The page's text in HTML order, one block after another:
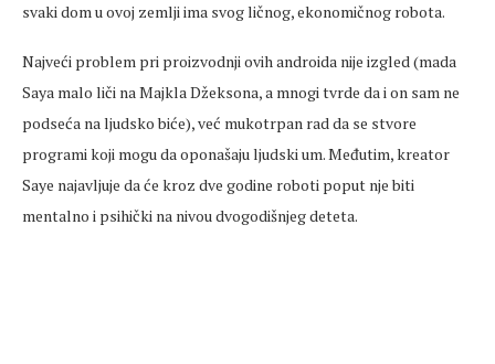
svaki dom u ovoj zemlji ima svog ličnog, ekonomičnog robota.
Najveći problem pri proizvodnji ovih androida nije izgled (mada
Saya malo liči na Majkla Džeksona, a mnogi tvrde da i on sam ne
podseća na ljudsko biće), već mukotrpan rad da se stvore
programi koji mogu da oponašaju ljudski um. Međutim, kreator
Saye najavljuje da će kroz dve godine roboti poput nje biti
mentalno i psihički na nivou dvogodišnjeg deteta.